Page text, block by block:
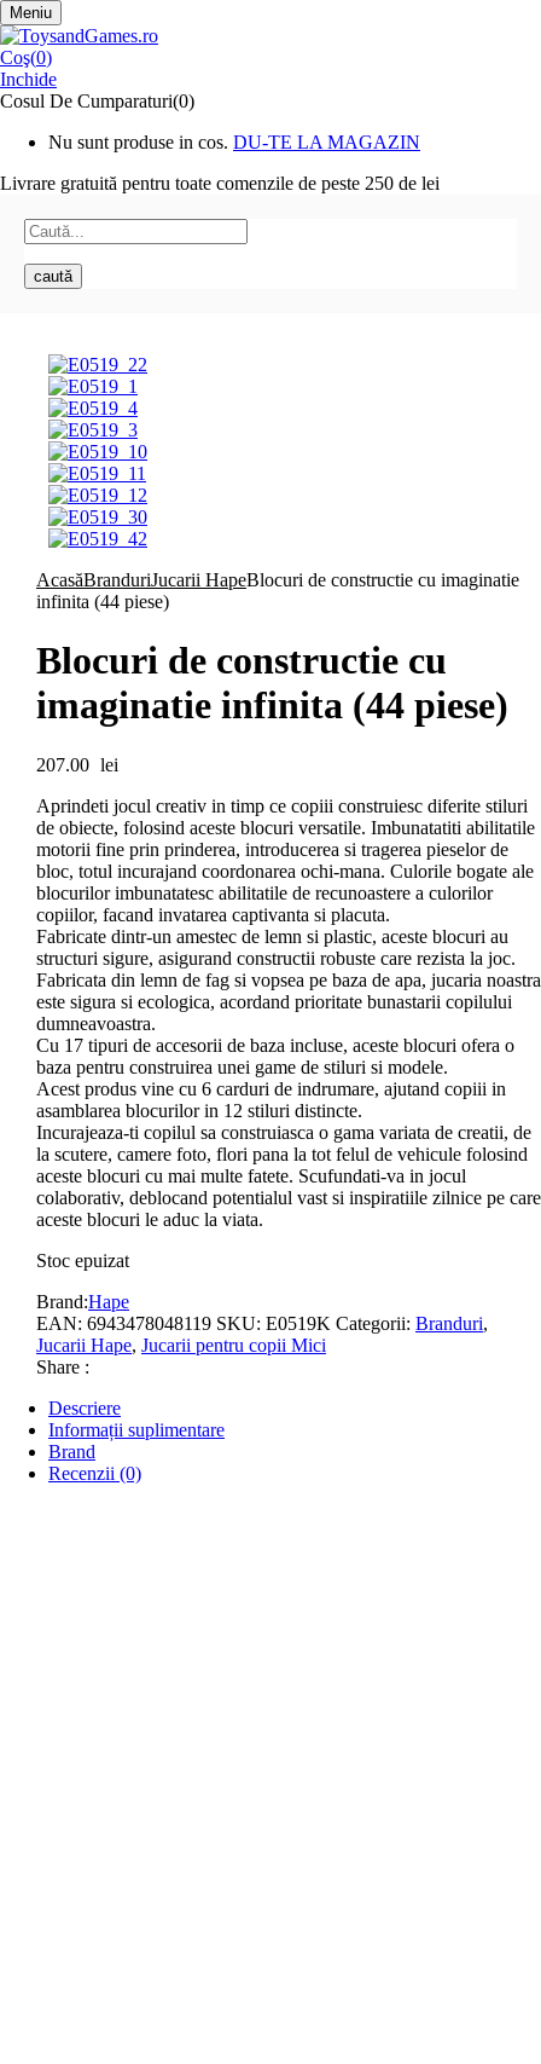
Meniu
Coş(0)
Inchide
Cosul De Cumparaturi(0)
Nu sunt produse in cos. DU-TE LA MAGAZIN
Livrare gratuită pentru toate comenzile de peste 250 de lei
caută
AcasăBranduriJucarii HapeBlocuri de constructie cu imaginatie
infinita (44 piese)
Blocuri de constructie cu
imaginatie infinita (44 piese)
207.00 lei
Aprindeti jocul creativ in timp ce copiii construiesc diferite stiluri
de obiecte, folosind aceste blocuri versatile. Imbunatatiti abilitatile
motorii fine prin prinderea, introducerea si tragerea pieselor de
bloc, totul incurajand coordonarea ochi-mana. Culorile bogate ale
blocurilor imbunatatesc abilitatile de recunoastere a culorilor
copiilor, facand invatarea captivanta si placuta.
Fabricate dintr-un amestec de lemn si plastic, aceste blocuri au
structuri sigure, asigurand constructii robuste care rezista la joc.
Fabricata din lemn de fag si vopsea pe baza de apa, jucaria noastra
este sigura si ecologica, acordand prioritate bunastarii copilului
dumneavoastra.
Cu 17 tipuri de accesorii de baza incluse, aceste blocuri ofera o
baza pentru construirea unei game de stiluri si modele.
Acest produs vine cu 6 carduri de indrumare, ajutand copiii in
asamblarea blocurilor in 12 stiluri distincte.
Incurajeaza-ti copilul sa construiasca o gama variata de creatii, de
la scutere, camere foto, flori pana la tot felul de vehicule folosind
aceste blocuri cu mai multe fatete. Scufundati-va in jocul
colaborativ, deblocand potentialul vast si inspiratiile zilnice pe care
aceste blocuri le aduc la viata.
Stoc epuizat
Brand:Hape
EAN: 6943478048119 SKU: E0519K Categorii: Branduri,
Jucarii Hape, Jucarii pentru copii Mici
Share :
Descriere
Informații suplimentare
Brand
Recenzii (0)